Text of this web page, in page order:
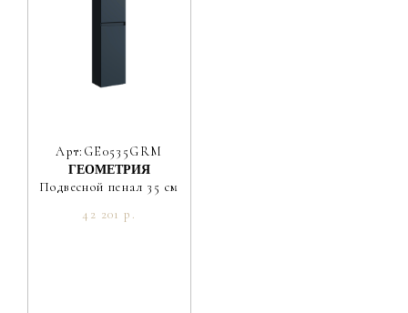
Арт:GE0535GRM
ГЕОМЕТРИЯ
Подвесной пенал 35 см
42 201 р.